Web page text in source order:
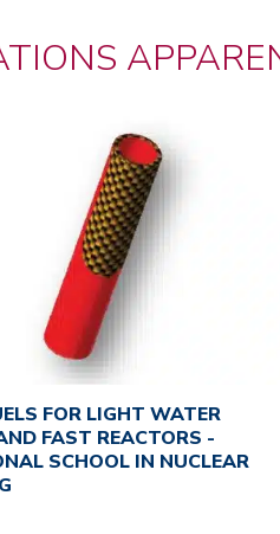
FOR LIGHT WATER
FAST REACTORS -
SCHOOL IN NUCLEAR